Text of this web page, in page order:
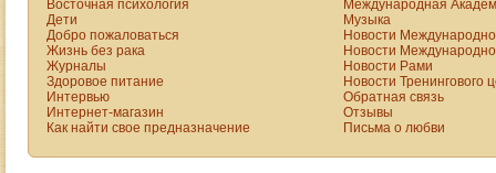
Восточная психология
Дети
Добро пожаловаться
Жизнь без рака
Журналы
Здоровое питание
Интервью
Интернет-магазин
Как найти свое предназначение
Международная
Музыка
Новости
Новости
Новости Рами
Новости Тренингового
Обратная связь
Отзывы
Письма о любви